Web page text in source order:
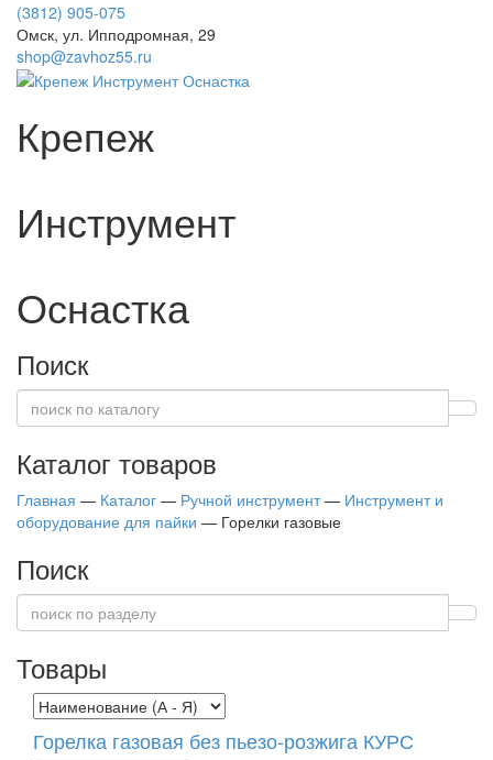
(3812) 905-075
Омск, ул. Ипподромная, 29
shop@zavhoz55.ru
Крепеж
Инструмент
Оснастка
Поиск
Каталог товаров
Главная — Каталог — Ручной инструмент — Инструмент и
оборудование для пайки — Горелки газовые
Поиск
Товары
Горелка газовая без пьезо-розжига КУРС